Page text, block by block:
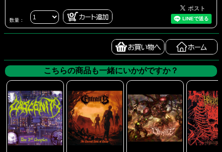
数量：
こちらの商品も一緒にいかがですか？